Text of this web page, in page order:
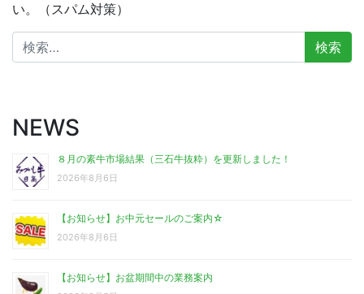
い。（スパム対策）
検
索:
NEWS
８月の素牛市場結果（三石牛抜粋）を更新しました！
2026年8月6日
【お知らせ】お中元セールのご案内☆
2026年8月6日
【お知らせ】お盆期間中の業務案内